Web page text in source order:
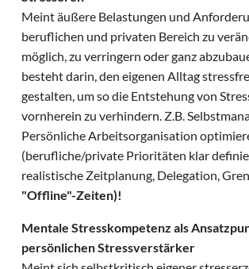
Meint äußere Belastungen und
beruflichen und privaten Bereich zu
möglich, zu verringern oder ganz
besteht darin, den eigenen Alltag
gestalten, um so die Entstehung von
vornherein zu verhindern. Z.B.
Persönliche Arbeitsorganisation
(berufliche/private Prioritäten klar
realistische Zeitplanung, Delegation,
"Offline"-Zeiten)!
Mentale Stresskompetenz als
persönlichen Stressverstärker